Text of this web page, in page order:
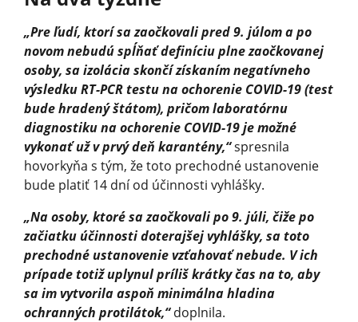
„Pre ľudí, ktorí sa zaočkovali pred 9. júlom a po
novom nebudú spĺňať definíciu plne zaočkovanej
osoby, sa izolácia skončí získaním negatívneho
výsledku RT-PCR testu na ochorenie COVID-19 (test
bude hradený štátom), pričom laboratórnu
diagnostiku na ochorenie COVID-19 je možné
vykonať už v prvý deň karantény,“spresnila
hovorkyňa s tým, že toto prechodné ustanovenie
bude platiť 14 dní od účinnosti vyhlášky.
„Na osoby, ktoré sa zaočkovali po 9. júli, čiže po
začiatku účinnosti doterajšej vyhlášky, sa toto
prechodné ustanovenie vzťahovať nebude. V ich
prípade totiž uplynul príliš krátky čas na to, aby
sa im vytvorila aspoň minimálna hladina
ochranných protilátok,“doplnila.